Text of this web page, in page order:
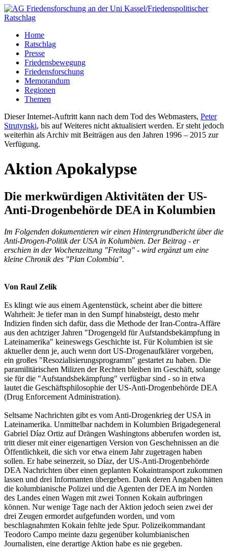
Home
Ratschlag
Presse
Friedensbewegung
Friedensforschung
Memorandum
Regionen
Themen
Dieser Internet-Auftritt kann nach dem Tod des Webmasters, Peter
Strutynski, bis auf Weiteres nicht aktualisiert werden. Er steht jedoch
weiterhin als Archiv mit Beiträgen aus den Jahren 1996 – 2015 zur
Verfügung.
Aktion Apokalypse
Die merkwürdigen Aktivitäten der US-
Anti-Drogenbehörde DEA in Kolumbien
Im Folgenden dokumentieren wir einen Hintergrundbericht über die
Anti-Drogen-Politik der USA in Kolumbien. Der Beitrag - er
erschien in der Wochenzeitung "Freitag" - wird ergänzt um eine
kleine Chronik des "Plan Colombia".
Von Raul Zelik
Es klingt wie aus einem Agentenstück, scheint aber die bittere
Wahrheit: Je tiefer man in den Sumpf hinabsteigt, desto mehr
Indizien finden sich dafür, dass die Methode der Iran-Contra-Affäre
aus den achtziger Jahren "Drogengeld für Aufstandsbekämpfung in
Lateinamerika" keineswegs Geschichte ist. Für Kolumbien ist sie
aktueller denn je, auch wenn dort US-Drogenaufklärer vorgeben,
ein großes "Resozialisierungsprogramm" gestartet zu haben. Die
paramilitärischen Milizen der Rechten bleiben im Geschäft, solange
sie für die "Aufstandsbekämpfung" verfügbar sind - so in etwa
lautet die Geschäftsphilosophie der US-Anti-Drogenbehörde DEA
(Drug Enforcement Administration).
Seltsame Nachrichten gibt es vom Anti-Drogenkrieg der USA in
Lateinamerika. Unmittelbar nachdem in Kolumbien Brigadegeneral
Gabriel Díaz Ortiz auf Drängen Washingtons abberufen worden ist,
tritt dieser mit einer eigenartigen Version von Geschehnissen an die
Öffentlichkeit, die sich vor etwa einem Jahr zugetragen haben
sollen. Er habe seinerzeit, so Díaz, der US-Anti-Drogenbehörde
DEA Nachrichten über einen geplanten Kokaintransport zukommen
lassen und drei Informanten übergeben. Dank deren Angaben hätten
die kolumbianische Polizei und die Agenten der DEA im Norden
des Landes einen Wagen mit zwei Tonnen Kokain aufbringen
können. Nur wenige Tage nach der Aktion jedoch seien zwei der
drei Zeugen ermordet aufgefunden worden, und vom
beschlagnahmten Kokain fehlte jede Spur. Polizeikommandant
Teodoro Campo meinte dazu gegenüber kolumbianischen
Journalisten, eine derartige Aktion habe es nie gegeben.